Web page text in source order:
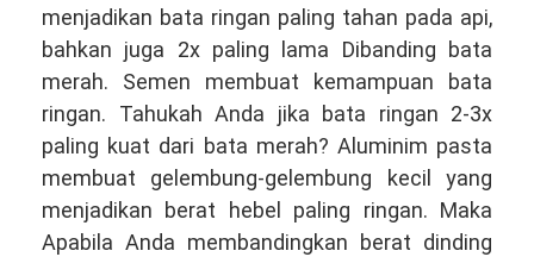
menjadikan bata ringan paling tahan pada api,
bahkan juga 2x paling lama Dibanding bata
merah. Semen membuat kemampuan bata
ringan. Tahukah Anda jika bata ringan 2-3x
paling kuat dari bata merah? Aluminim pasta
membuat gelembung-gelembung kecil yang
menjadikan berat hebel paling ringan. Maka
Apabila Anda membandingkan berat dinding